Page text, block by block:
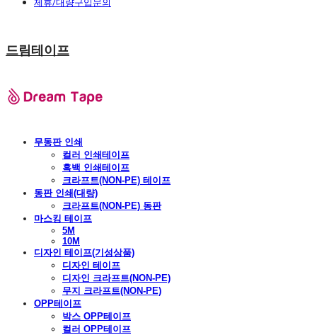
드림테이프
무동판 인쇄
컬러 인쇄테이프
흑백 인쇄테이프
크라프트(NON-PE) 테이프
동판 인쇄(대량)
크라프트(NON-PE) 동판
마스킹 테이프
5M
10M
디자인 테이프(기성상품)
디자인 테이프
디자인 크라프트(NON-PE)
무지 크라프트(NON-PE)
OPP테이프
박스 OPP테이프
컬러 OPP테이프